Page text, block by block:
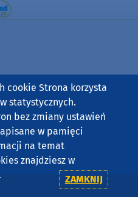
cookie Strona korzysta
statystycznych.
bez zmiany ustawień
w pamięci
na temat
znajdziesz w
ZAMKNIJ